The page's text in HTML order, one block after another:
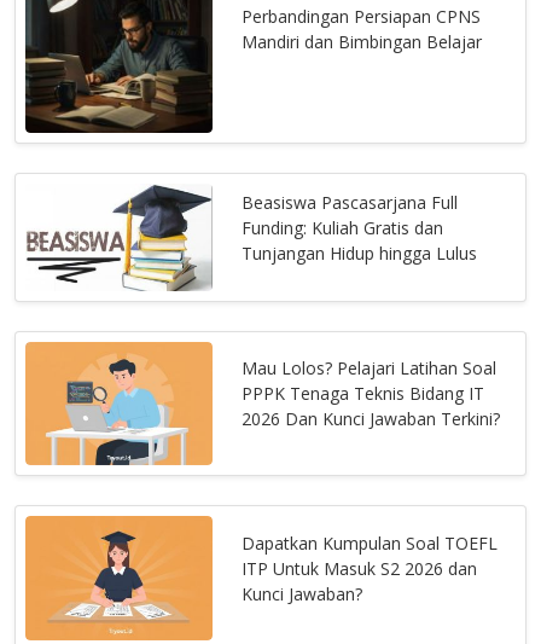
Perbandingan Persiapan CPNS
Mandiri dan Bimbingan Belajar
Beasiswa Pascasarjana Full
Funding: Kuliah Gratis dan
Tunjangan Hidup hingga Lulus
Mau Lolos? Pelajari Latihan Soal
PPPK Tenaga Teknis Bidang IT
2026 Dan Kunci Jawaban Terkini?
Dapatkan Kumpulan Soal TOEFL
ITP Untuk Masuk S2 2026 dan
Kunci Jawaban?